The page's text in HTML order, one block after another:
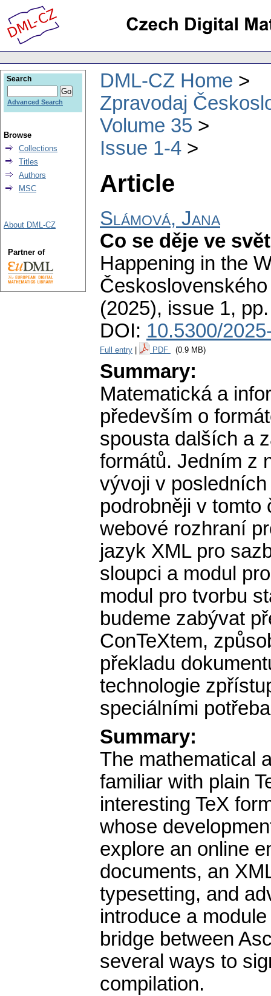
DML-CZ Home
Zpravodaj
Volume 35
Issue 1-4
Article
Slámová, Jana
Co se děje ve
Happening in the
(2025), issue 1,
DOI: 10.5300/
Full entry PDF (0.9 MB)
Summary:
Matematická a
především o
spousta dalších a
formátů. Jedním z
vývoji v
podrobněji v tomto
webové rozhraní
jazyk XML pro
sloupci a modul
modul pro tvorbu
budeme zabývat
ConTeXtem,
překladu
technologie
speciálními
Summary:
The mathematical
familiar with plain
interesting TeX
whose
explore an online
documents, an
typesetting, and
introduce a
bridge between
several ways to
compilation.
Search
Advanced Search
Browse
Collections
Titles
Authors
MSC
About DML-CZ
Partner of